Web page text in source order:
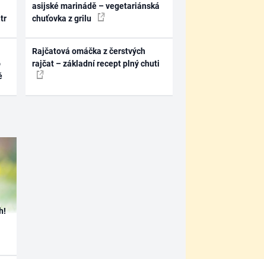
asijské marinádě – vegetariánská
chuťovka z grilu
Rajčatová omáčka z čerstvých
rajčat – základní recept plný chuti